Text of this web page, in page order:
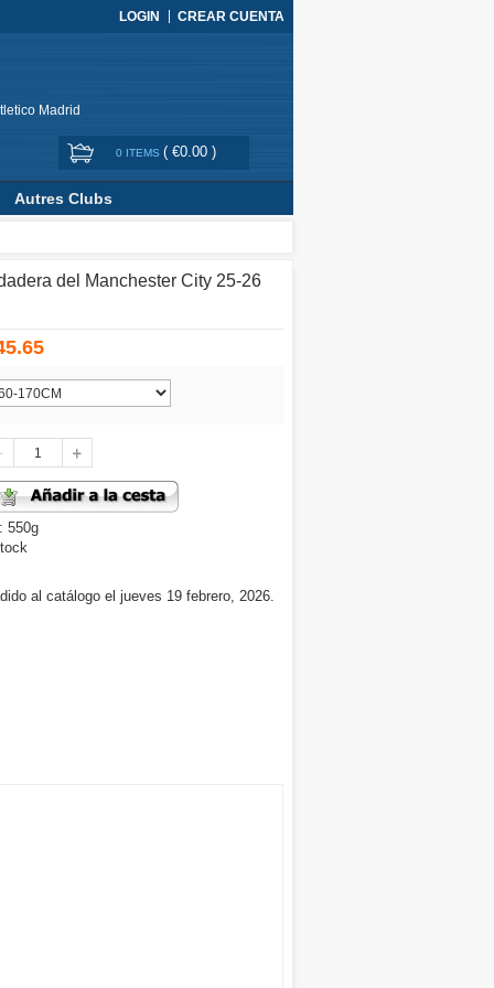
LOGIN CREAR CUENTA
Madrid
0 ITEMS ( €0.00 )
Autres Clubs
del Manchester City 25-26
550g
al catálogo el jueves 19 febrero, 2026.